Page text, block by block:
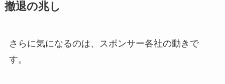
撤退の兆し
さらに気になるのは、スポンサー各社の動きで
す。